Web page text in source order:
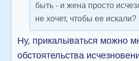
быть - и жена просто
не хочет, чтобы ее искали?
Ну, прикалываться можно
обстоятельства